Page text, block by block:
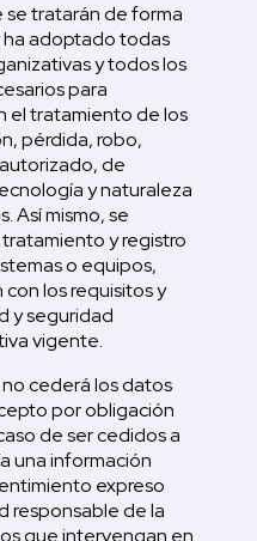
tratarán de forma
ha adoptado todas
y todos los
para
el tratamiento de los
pérdida, robo,
de
y naturaleza
Así mismo, se
y registro
o equipos,
los requisitos y
y seguridad
vigente.
no cederá los datos
por obligación
de ser cedidos a
una información
expreso
responsable de la
que intervengan en